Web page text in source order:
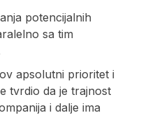
potencijalnih
sa tim
apsolutni prioritet i
tvrdio da je trajnost
i dalje ima